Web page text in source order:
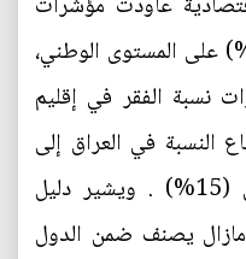
إلى الارتفاع لتبلغ (22.5%) على المستوى الوطني،
تقديرات نسبة الفقر في إقليم
إلى ارتفاع النسبة في العراق إلى
(30%) وفي إقليم كوردستان (15%) . ويشير دليل
مازال يصنف ضمن الدول